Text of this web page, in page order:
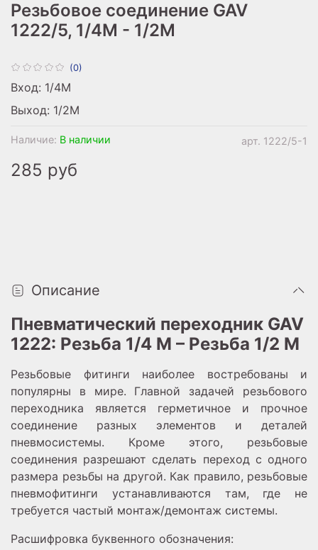
(0)
арт. 1222/5-1
Наличие: В наличии
Резьбовое соединение GAV
1222/5, 1/4M - 1/2M
285 руб
Вход: 1/4M
Выход: 1/2M
Описание
Пневматический переходник GAV
1222: Резьба 1/4 М – Резьба 1/2 M
Резьбовые фитинги наиболее востребованы и
популярны в мире. Главной задачей резьбового
переходника является герметичное и прочное
соединение разных элементов и деталей
пневмосистемы. Кроме этого, резьбовые
соединения разрешают сделать переход с одного
размера резьбы на другой. Как правило, резьбовые
пневмофитинги устанавливаются там, где не
требуется частый монтаж/демонтаж системы.
Расшифровка буквенного обозначения: